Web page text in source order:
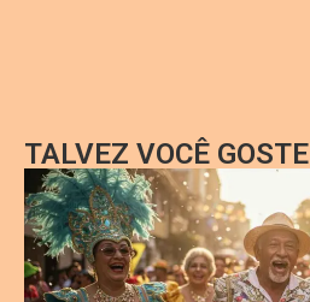
TALVEZ VOCÊ GOSTE